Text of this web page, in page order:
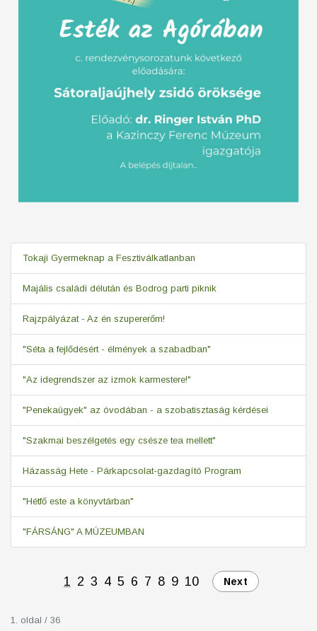
Tokaji Gyermeknap a Fesztiválkatlanban
Majális családi délután és Bodrog parti piknik
Rajzpályázat - Az én szupererőm!
"Séta a fejlődésért - élmények a szabadban"
"Az idegrendszer az izmok karmestere!"
"Penekaügyek" az óvodában - a szobatisztaság kérdései
"Szakmai beszélgetés egy csésze tea mellett"
Házasság Hete - Párkapcsolat-gazdagító Program
"Hétfő este a könyvtárban"
"FÁRSÁNG" A MÚZEUMBAN
1 2 3 4 5 6 7 8 9 10 Next
1. oldal / 36